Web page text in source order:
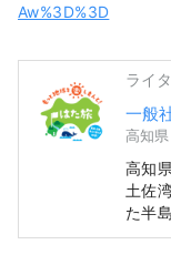
Aw%3D%3D
ライ
一般
高知県
高知
土佐
た半
潮町